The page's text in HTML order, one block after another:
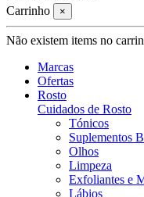
Carrinho
×
Não existem items no
Marcas
Ofertas
Rosto
Cuidados de Rosto
Tónicos
Suplementos
Olhos
Limpeza
Exfoliantes e
Lábios